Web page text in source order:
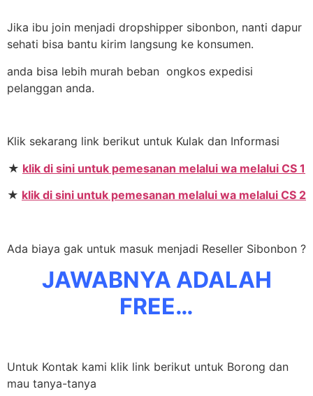
Jika ibu join menjadi dropshipper sibonbon, nanti dapur
sehati bisa bantu kirim langsung ke konsumen.
anda bisa lebih murah beban ongkos expedisi
pelanggan anda.
Klik sekarang link berikut untuk Kulak dan Informasi
★ klik di sini untuk pemesanan melalui wa melalui CS 1
★ klik di sini untuk pemesanan melalui wa melalui CS 2
Ada biaya gak untuk masuk menjadi Reseller Sibonbon ?
JAWABNYA ADALAH
FREE…
Untuk Kontak kami klik link berikut untuk Borong dan
mau tanya-tanya